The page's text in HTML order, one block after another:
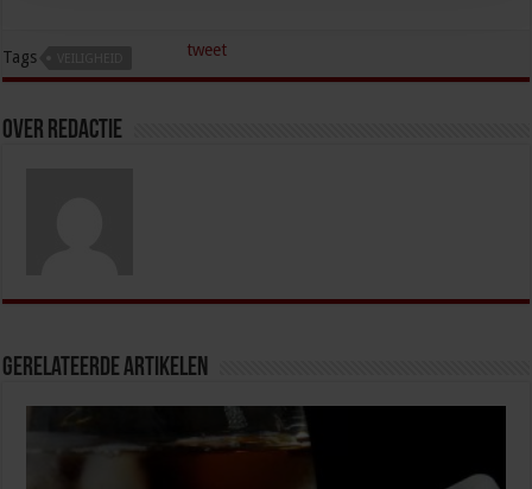
tweet
Tags
Over redactie
Gerelateerde Artikelen